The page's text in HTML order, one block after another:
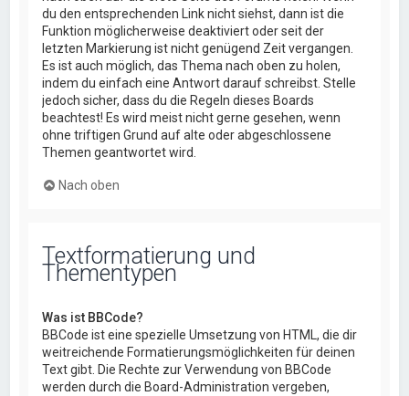
du den entsprechenden Link nicht siehst, dann ist die
Funktion möglicherweise deaktiviert oder seit der
letzten Markierung ist nicht genügend Zeit vergangen.
Es ist auch möglich, das Thema nach oben zu holen,
indem du einfach eine Antwort darauf schreibst. Stelle
jedoch sicher, dass du die Regeln dieses Boards
beachtest! Es wird meist nicht gerne gesehen, wenn
ohne triftigen Grund auf alte oder abgeschlossene
Themen geantwortet wird.
Nach oben
Textformatierung und
Thementypen
Was ist BBCode?
BBCode ist eine spezielle Umsetzung von HTML, die dir
weitreichende Formatierungsmöglichkeiten für deinen
Text gibt. Die Rechte zur Verwendung von BBCode
werden durch die Board-Administration vergeben,